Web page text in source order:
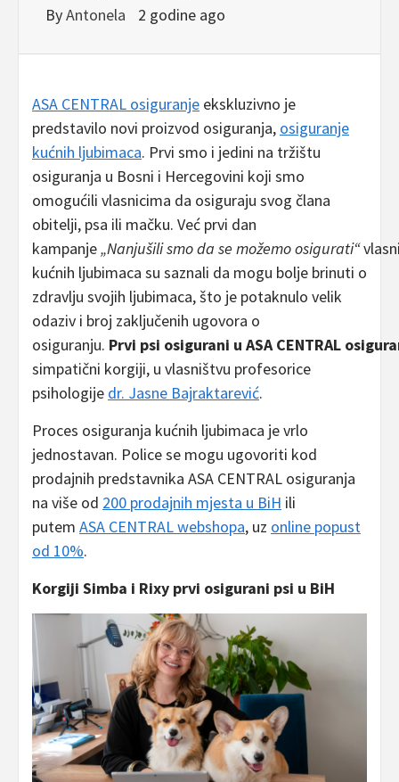
ByAntonela 2 godine ago
ASA CENTRAL osiguranje ekskluzivno je
predstavilo novi proizvod osiguranja, osiguranje
kućnih ljubimaca. Prvi smo i jedini na tržištu
osiguranja u Bosni i Hercegovini koji smo
omogućili vlasnicima da osiguraju svog člana
obitelji, psa ili mačku. Već prvi dan
kampanje„Nanjušili smo da se možemo osigurati“
kućnih ljubimaca su saznali da mogu bolje brinuti o
zdravlju svojih ljubimaca, što je potaknulo velik
odaziv i broj zaključenih ugovora o
osiguranju. Prvi psi osigurani u ASA CENTRAL
simpatični korgiji, u vlasništvu profesorice
psihologije dr. Jasne Bajraktarević.
Proces osiguranja kućnih ljubimaca je vrlo
jednostavan. Police se mogu ugovoriti kod
prodajnih predstavnika ASA CENTRAL osiguranja
na više od 200 prodajnih mjesta u BiH ili
putem ASA CENTRAL webshopa, uz online popust
od 10%.
Korgiji Simba i Rixy prvi osigurani psi u BiH